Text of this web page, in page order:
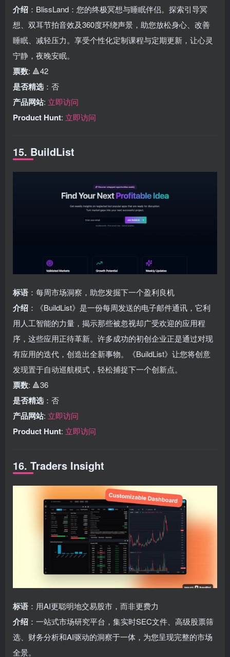
介绍 ：BlissLand：您的终极冥想与睡眠伴侣。探索引导冥
想、双耳节拍音效及360度环绕声景，助您放松身心、改善
睡眠、减轻压力。享受个性化定制课程与定期更新，让心灵
宁静，夜晚安眠。
票数: 🔺42
是否精选 ：否
产品网站: 立即访问
Product Hunt: 立即访问
15. BuildList
标语 ：每周市场洞察，助您发掘下一个盈利良机
介绍 ：《BuildList》是一份每周发送的电子邮件通讯，它利
用人工智能的力量，揭示那些被忽视却广受欢迎的应用程
序，这些应用正待革新。许多成功的初创企业正是通过对现
有应用的迭代，创造出全新事物。《BuildList》让您将创意
发现置于自动巡航模式，轻松捕捉下一个创新点。
票数: 🔺36
是否精选 ：否
产品网站: 立即访问
Product Hunt: 立即访问
16. Traders Insight
标语 ：用AI更聪明地交易股市，而非更费力
介绍 ：一站式市场研究平台，集实时SEC文件、高级股票筛
选、财务分析和AI驱动的洞察于一体，为您呈现完整的市场
全景。